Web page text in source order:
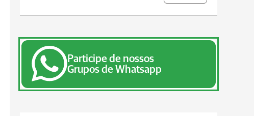
Participe de nossos
Grupos de Whatsapp